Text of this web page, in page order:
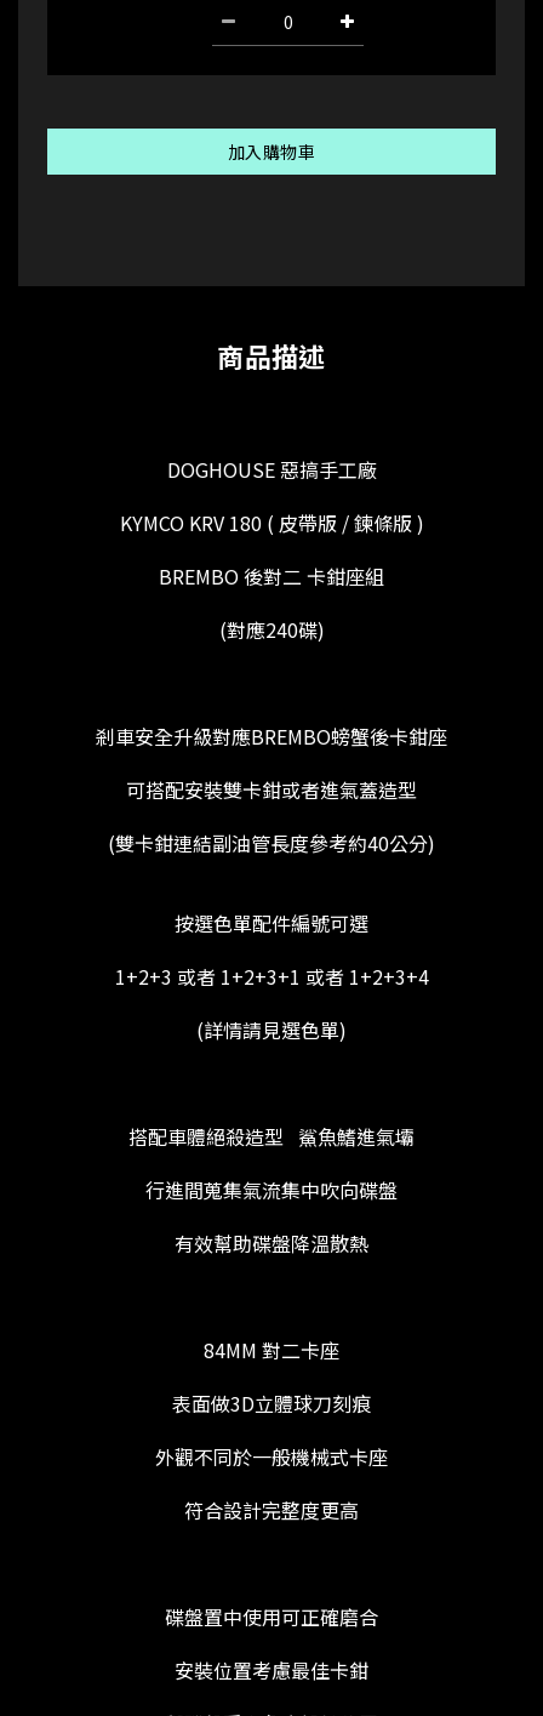
加入購物車
商品描述
DOGHOUSE 惡搞手工廠
KYMCO KRV 180 ( 皮帶版 / 鍊條版 )
BREMBO 後對二 卡鉗座組
(對應240碟)
剎車安全升級對應BREMBO螃蟹後卡鉗座
可搭配安裝雙卡鉗或者進氣蓋造型
(雙卡鉗連結副油管長度參考約40公分)
按選色單配件編號可選
1+2+3 或者 1+2+3+1 或者 1+2+3+4
(詳情請見選色單)
搭配車體絕殺造型 鯊魚鰭進氣壩
行進間蒐集氣流集中吹向碟盤
有效幫助碟盤降溫散熱
84MM 對二卡座
表面做3D立體球刀刻痕
外觀不同於一般機械式卡座
符合設計完整度更高
碟盤置中使用可正確磨合
安裝位置考慮最佳卡鉗